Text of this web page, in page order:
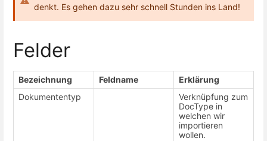
denkt. Es gehen dazu sehr schnell Stunden ins Land!
Felder
Bezeichnung Feldname
Erklärung
Dokumententyp
Verknüpfung zum
DocType in
welchen wir
importieren
wollen.